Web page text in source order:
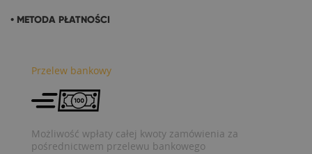
• METODA PŁATNOŚCI
Przelew bankowy
Możliwość wpłaty całej kwoty zamówienia za
pośrednictwem przelewu bankowego